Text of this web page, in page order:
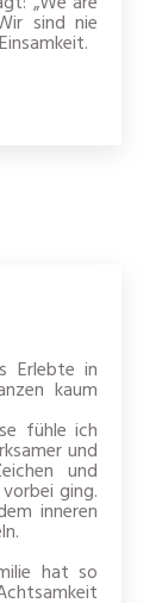
sind nie
Erlebte in
kaum
fühle ich
und
und
ging.
inneren
hat so